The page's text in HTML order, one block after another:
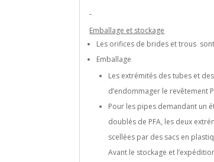
Emballage et stockage
Les orifices de brides et trous
Emballage
Les extrémités des tubes et
d’endommager le revêtement
Pour les pipes demandant un
doublés de PFA, les deux
scellées par des sacs en
Avant le stockage et